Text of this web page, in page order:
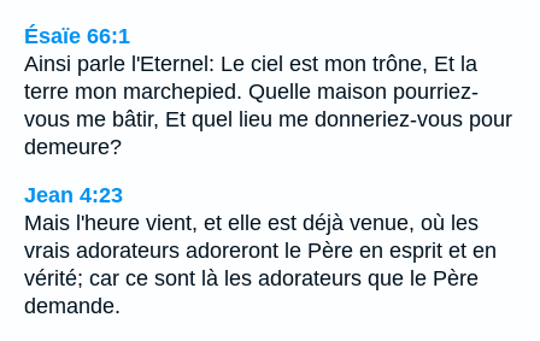
Ésaïe 66:1
Ainsi parle l'Eternel: Le ciel est mon trône, Et la
terre mon marchepied. Quelle maison pourriez-
vous me bâtir, Et quel lieu me donneriez-vous pour
demeure?
Jean 4:23
Mais l'heure vient, et elle est déjà venue, où les
vrais adorateurs adoreront le Père en esprit et en
vérité; car ce sont là les adorateurs que le Père
demande.